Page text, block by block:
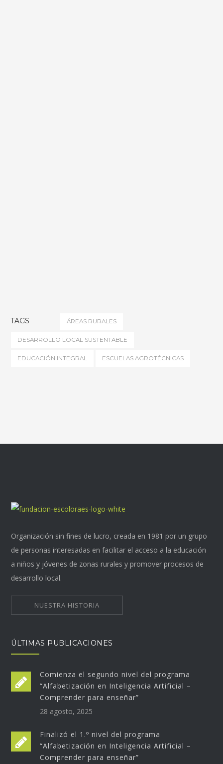
TAGS ÁREAS RURALES
DESARROLLO LOCAL SUSTENTABLE
EDUCACIÓN INTEGRAL ESCUELAS AGROTÉCNICAS
Organización sin fines de lucro, creada en 1981 por un grupo
de personas interesadas en facilitar el acceso a la educación
a niños y jóvenes de zonas rurales y promover procesos de
desarrollo local.
NUESTRA HISTORIA
ÚLTIMAS PUBLICACIONES
Comienza el segundo nivel del programa
“Alfabetización en Inteligencia Artificial –
Comprender para enseñar”
28 agosto, 2025
Finalizó el 1.º nivel del programa
“Alfabetización en Inteligencia Artificial –
Comprender para enseñar”